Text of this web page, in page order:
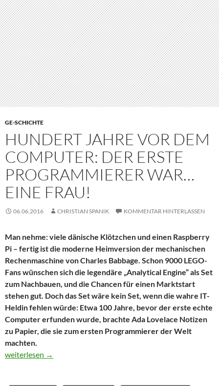
GE-SCHICHTE
HUNDERT JAHRE VOR DEM
COMPUTER: DER ERSTE
PROGRAMMIERER WAR…
EINE FRAU!
06.06.2016 CHRISTIAN SPANIK KOMMENTAR HINTERLASSEN
Man nehme: viele dänische Klötzchen und einen Raspberry
Pi – fertig ist die moderne Heimversion der mechanischen
Rechenmaschine von Charles Babbage. Schon 9000 LEGO-
Fans wünschen sich die legendäre „Analytical Engine“ als Set
zum Nachbauen, und die Chancen für einen Marktstart
stehen gut. Doch das Set wäre kein Set, wenn die wahre IT-
Heldin fehlen würde: Etwa 100 Jahre, bevor der erste echte
Computer erfunden wurde, brachte Ada Lovelace Notizen
zu Papier, die sie zum ersten Programmierer der Welt
machten.
Hundert Jahre vor dem Computer: Der erste Programmierer
weiterlesen →